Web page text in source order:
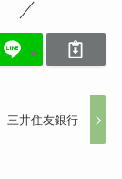
三井住友銀行